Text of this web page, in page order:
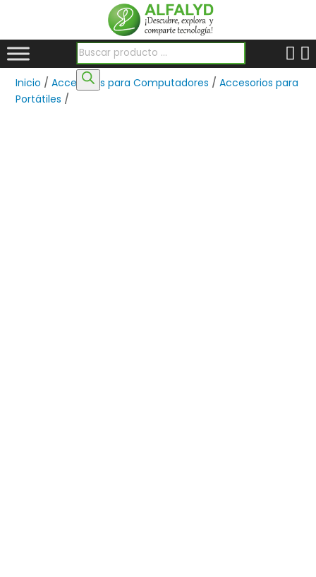
Búsqueda de productos
Inicio /Accesorios para Computadores /Accesorios para
Portátiles /